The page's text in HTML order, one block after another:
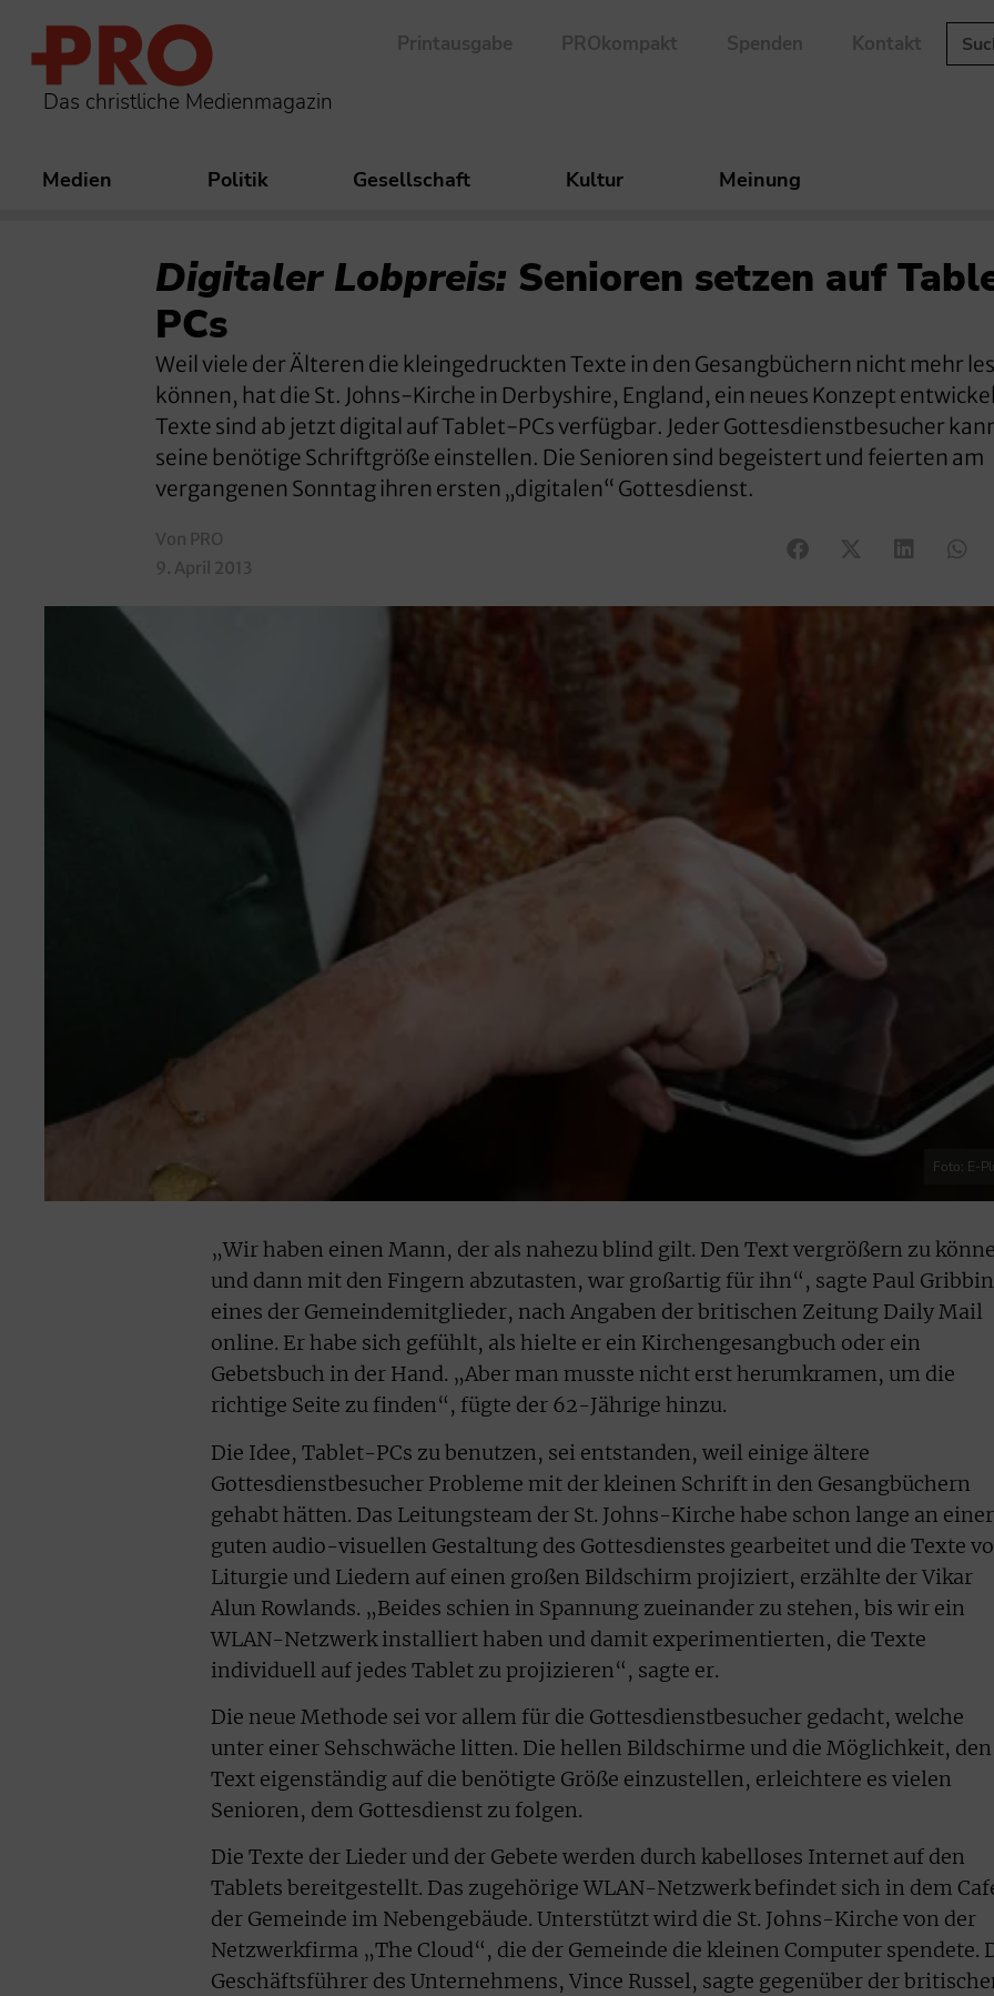
Das christliche Medienmagazin
Printausgabe PROkompakt Spenden Kontakt
Medien Politik Gesellschaft Kultur Meinung
Digitaler Lobpreis: Senioren setzen auf
PCs
Weil viele der Älteren die kleingedruckten Texte in den Gesangbüchern nicht mehr
können, hat die St. Johns-Kirche in Derbyshire, England, ein neues Konzept
Texte sind ab jetzt digital auf Tablet-PCs verfügbar. Jeder Gottesdienstbesucher
seine benötige Schriftgröße einstellen. Die Senioren sind begeistert und feierten am
vergangenen Sonntag ihren ersten „digitalen“ Gottesdienst.
Von PRO
9. April 2013
Foto: E-
„Wir haben einen Mann, der als nahezu blind gilt. Den Text vergrößern zu
und dann mit den Fingern abzutasten, war großartig für ihn“, sagte Paul
eines der Gemeindemitglieder, nach Angaben der britischen Zeitung Daily Mail
online. Er habe sich gefühlt, als hielte er ein Kirchengesangbuch oder ein
Gebetsbuch in der Hand. „Aber man musste nicht erst herumkramen, um die
richtige Seite zu finden“, fügte der 62-Jährige hinzu.
Die Idee, Tablet-PCs zu benutzen, sei entstanden, weil einige ältere
Gottesdienstbesucher Probleme mit der kleinen Schrift in den Gesangbüchern
gehabt hätten. Das Leitungsteam der St. Johns-Kirche habe schon lange an einer
guten audio-visuellen Gestaltung des Gottesdienstes gearbeitet und die Texte
Liturgie und Liedern auf einen großen Bildschirm projiziert, erzählte der Vikar
Alun Rowlands. „Beides schien in Spannung zueinander zu stehen, bis wir ein
WLAN-Netzwerk installiert haben und damit experimentierten, die Texte
individuell auf jedes Tablet zu projizieren“, sagte er.
Die neue Methode sei vor allem für die Gottesdienstbesucher gedacht, welche
unter einer Sehschwäche litten. Die hellen Bildschirme und die Möglichkeit, den
Text eigenständig auf die benötigte Größe einzustellen, erleichtere es vielen
Senioren, dem Gottesdienst zu folgen.
Die Texte der Lieder und der Gebete werden durch kabelloses Internet auf den
Tablets bereitgestellt. Das zugehörige WLAN-Netzwerk befindet sich in dem
der Gemeinde im Nebengebäude. Unterstützt wird die St. Johns-Kirche von der
Netzwerkfirma „The Cloud“, die der Gemeinde die kleinen Computer spendete.
Geschäftsführer des Unternehmens, Vince Russel, sagte gegenüber der